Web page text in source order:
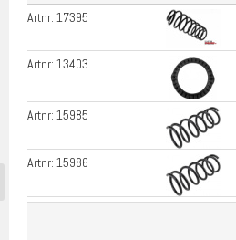
Artnr:17395
Artnr:13403
Artnr:15985
Artnr:15986